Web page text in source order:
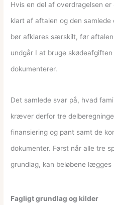
Hvis en del af overdragelsen
klart af aftalen og den
bør afklares særskilt, før
undgår I at bruge
dokumenterer.
Det samlede svar på, hvad
kræver derfor tre
finansiering og pant samt de
dokumenter. Først når alle tre
grundlag, kan beløbene lægges
Fagligt grundlag og kilder